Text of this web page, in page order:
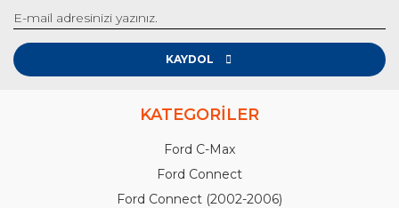
KAYDOL
KATEGORİLER
Ford C-Max
Ford Connect
Ford Connect (2002-2006)